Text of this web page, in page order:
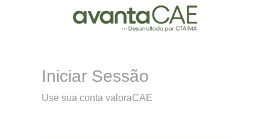
Iniciar Sessão
Use sua conta valoraCAE